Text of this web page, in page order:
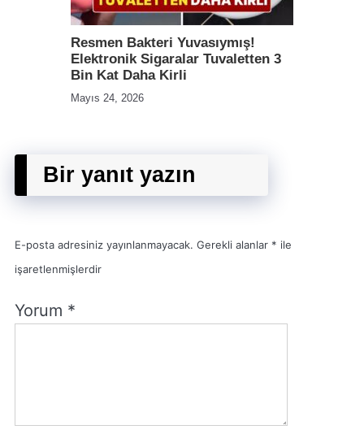
Resmen Bakteri Yuvasıymış!
Elektronik Sigaralar Tuvaletten 3
Bin Kat Daha Kirli
Mayıs 24, 2026
Bir yanıt yazın
E-posta adresiniz yayınlanmayacak. Gerekli alanlar * ile
işaretlenmişlerdir
Yorum *